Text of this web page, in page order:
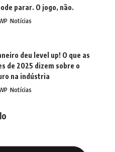
parar. O jogo, não.
Notícias
deu level up! O que as
de 2025 dizem sobre o
na indústria
Notícias